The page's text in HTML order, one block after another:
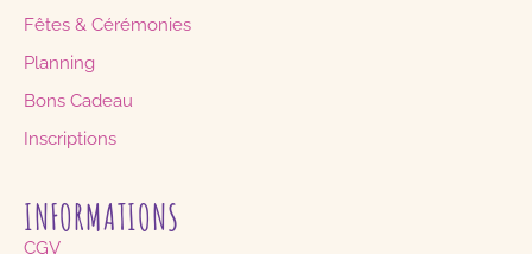
Fêtes & Cérémonies
Planning
Bons Cadeau
Inscriptions
INFORMATIONS
CGV